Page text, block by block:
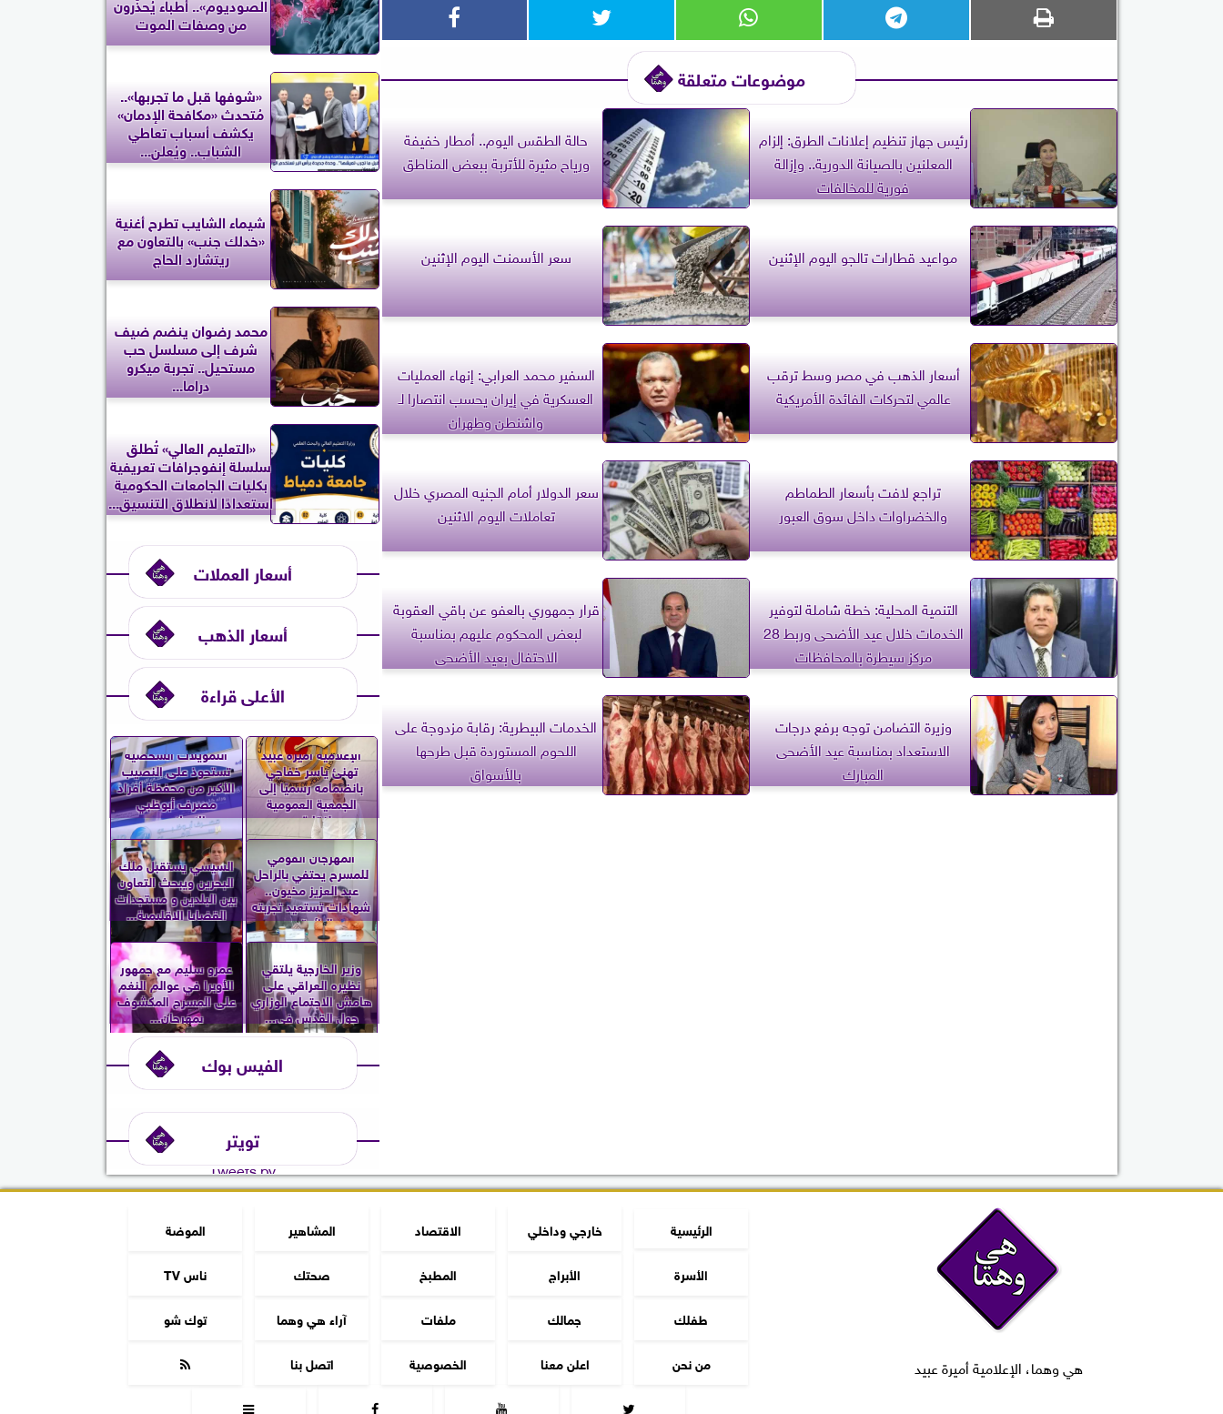
موضوعات متعلقة
رئيس جهاز تنظيم إعلانات الطرق: إلزام
المعلنين بالصيانة الدورية.. وإزالة
فورية للمخالفات
حالة الطقس اليوم.. أمطار خفيفة
ورياح مثيرة للأتربة ببعض المناطق
مواعيد قطارات تالجو اليوم الإثنين سعر الأسمنت اليوم الإثنين
أسعار الذهب في مصر وسط ترقب
عالمي لتحركات الفائدة الأمريكية
السفير محمد العرابي: إنهاء العمليات
العسكرية في إيران يحسب انتصارا لـ
واشنطن وطهران
تراجع لافت بأسعار الطماطم
والخضراوات داخل سوق العبور
سعر الدولار أمام الجنيه المصري خلال
تعاملات اليوم الاثنين
التنمية المحلية: خطة شاملة لتوفير
الخدمات خلال عيد الأضحى وربط 28
مركز سيطرة بالمحافظات
قرار جمهوري بالعفو عن باقي العقوبة
لبعض المحكوم عليهم بمناسبة
الاحتفال بعيد الأضحى
وزيرة التضامن توجه برفع درجات
الاستعداد بمناسبة عيد الأضحى
المبارك
الخدمات البيطرية: رقابة مزدوجة على
اللحوم المستوردة قبل طرحها
بالأسواق
من وصفات الموت
«شوفها قبل ما تجربها»..
مُتحدث «مكافحة الإدمان»
يكشف أسباب تعاطي
الشباب.. ويُعلن...
شيماء الشايب تطرح أغنية
«خدلك جنب» بالتعاون مع
ريتشارد الحاج
محمد رضوان ينضم ضيف
شرف إلى مسلسل حب
مستحيل.. تجربة ميكرو
دراما...
«التعليم العالي» تُطلق
سلسلة إنفوجرافات تعريفية
بكليات الجامعات الحكومية
استعدادًا لانطلاق التنسيق...
أسعار العملات
أسعار الذهب
الأعلى قراءة
الإعلامية أميرة عبيد
تهنئ ياسر خفاجي
بانضمامه رسميًا إلى
الجمعية العمومية
لنقابة...
التمويلات الشخصية
تستحوذ على النصيب
الأكبر من محفظة أفراد
مصرف أبوظبي
الإسلامي...
المهرجان القومي
للمسرح يحتفي بالراحل
عبد العزيز مخيون..
شهادات تستعيد تجربته
الرائدة...
السيسي يستقبل ملك
البحرين ويبحث التعاون
بين البلدين و مستجدات
القضايا الإقليمية...
وزير الخارجية يلتقي
نظيره العراقي على
هامش الاجتماع الوزاري
حول القدس في...
عمرو سليم مع جمهور
الأوبرا في عوالم النغم
على المسرح المكشوف
بمهرجان...
الفيس بوك
تويتر
Tweets by
هي وهما، الإعلامية أميرة عبيد
الرئيسية خارجي وداخلي الاقتصاد المشاهير
الموضة
الأسرة
الأبراج المطبخ صحتك
ناس TV
طفلك
جمالك ملفات آراء هي وهما
توك شو
من نحن
اعلن معنا الخصوصية اتصل بنا




